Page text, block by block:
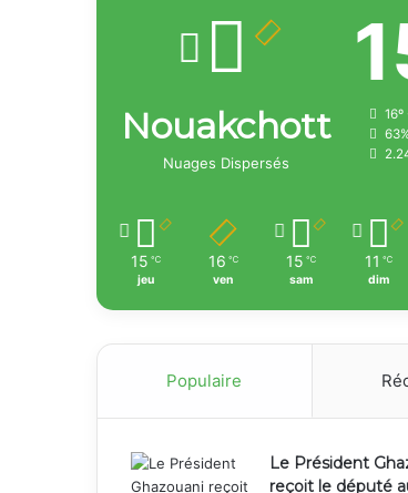
Nouakchott
Nuages Dispersés
16º
15 ℃
jeu
16 ℃
ven
15 ℃
sam
11 ℃
dim
Populaire
Le Président
reçoit le député